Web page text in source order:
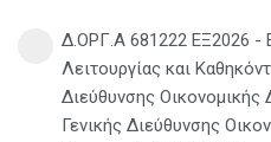
Δ.ΟΡΓ.Α 681222 ΕΞ2026 -
Λειτουργίας και
Διεύθυνσης Οικονομικής
Γενικής Διεύθυνσης